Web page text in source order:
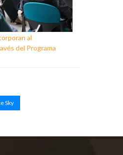
al
del Programa
Sky